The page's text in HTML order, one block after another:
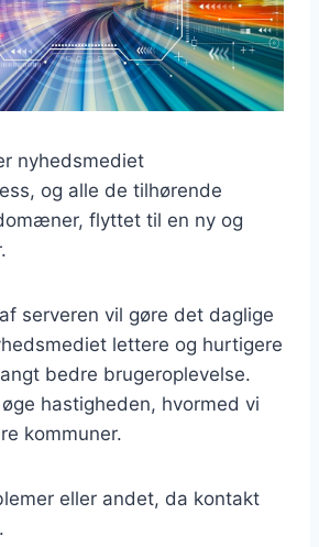
nyhedsmediet
og alle de tilhørende
flyttet til en ny og
serveren vil gøre det daglige
lettere og hurtigere
bedre brugeroplevelse.
hastigheden, hvormed vi
kommuner.
eller andet, da kontakt